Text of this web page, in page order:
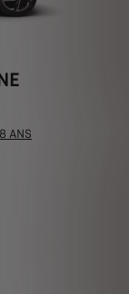
ANS
longue durée